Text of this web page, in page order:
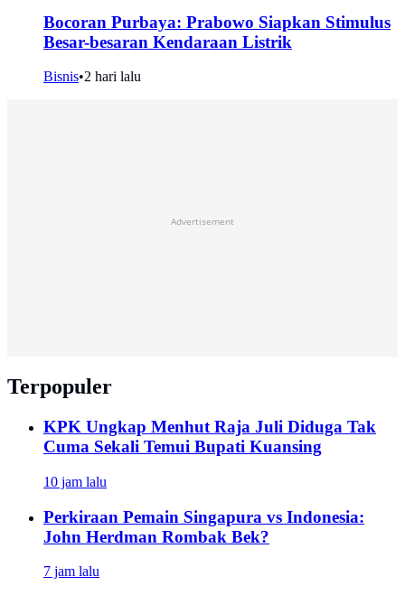
Bocoran Purbaya: Prabowo Siapkan Stimulus
Besar-besaran Kendaraan Listrik
Bisnis•2 hari lalu
Advertisement
Terpopuler
KPK Ungkap Menhut Raja Juli Diduga Tak
Cuma Sekali Temui Bupati Kuansing
10 jam lalu
Perkiraan Pemain Singapura vs Indonesia:
John Herdman Rombak Bek?
7 jam lalu